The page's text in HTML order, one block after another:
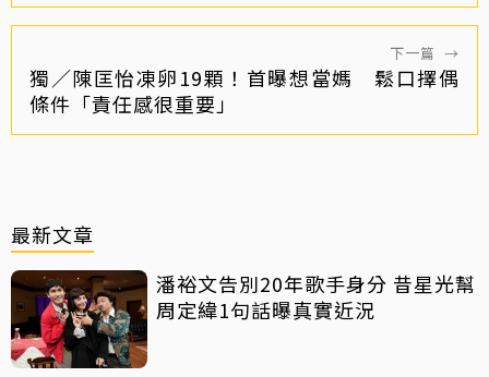
下一篇 →
獨／陳匡怡凍卵19顆！首曝想當媽 鬆口擇偶
條件「責任感很重要」
最新文章
潘裕文告別20年歌手身分 昔星光幫
周定緯1句話曝真實近況